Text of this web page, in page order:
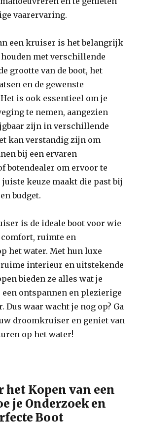
vaarervaring.
een kruiser is het belangrijk
met verschillende
grootte van de boot, het
en de gewenste
is ook essentieel om je
te nemen, aangezien
zijn in verschillende
kan verstandig zijn om
bij een ervaren
botendealer om ervoor te
juiste keuze maakt die past bij
budget.
is de ideale boot voor wie
ruimte en
het water. Met hun luxe
interieur en uitstekende
bieden ze alles wat je
ontspannen en plezierige
Dus waar wacht je nog op? Ga
droomkruiser en geniet van
op het water!
het Kopen van een
je Onderzoek en
Boot